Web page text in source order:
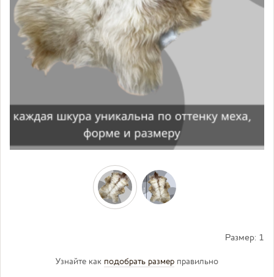
Узнайте как подобрать размер правильно
Размер: 1